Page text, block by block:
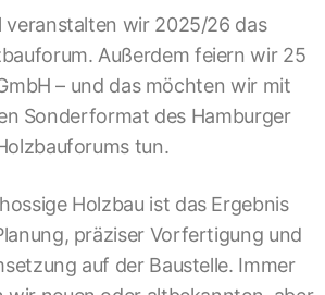
veranstalten wir 2025/26 das
Außerdem feiern wir 25
– und das möchten wir mit
Sonderformat des Hamburger
tun.
Holzbau ist das Ergebnis
präziser Vorfertigung und
auf der Baustelle. Immer